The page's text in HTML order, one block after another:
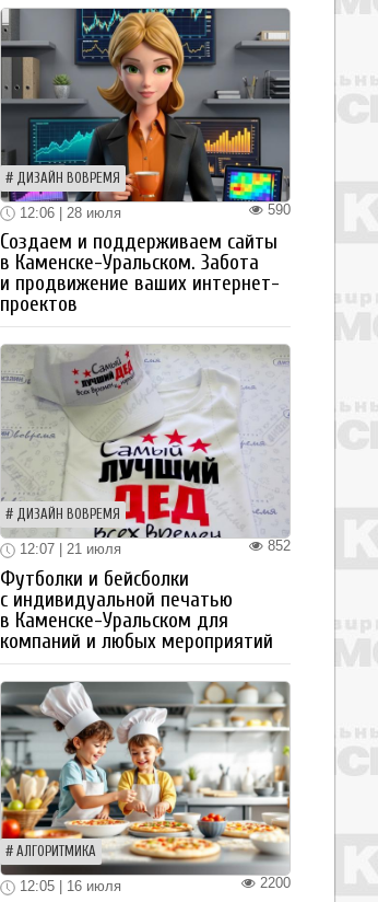
ДИЗАЙН ВОВРЕМЯ
590
12:06 | 28 июля
Создаем и поддерживаем сайты
в Каменске-Уральском. Забота
и продвижение ваших интернет-
проектов
ДИЗАЙН ВОВРЕМЯ
852
12:07 | 21 июля
Футболки и бейсболки
с индивидуальной печатью
в Каменске-Уральском для
компаний и любых мероприятий
АЛГОРИТМИКА
2200
12:05 | 16 июля